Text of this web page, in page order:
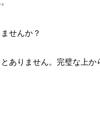
せんか？
ありません。完璧な上